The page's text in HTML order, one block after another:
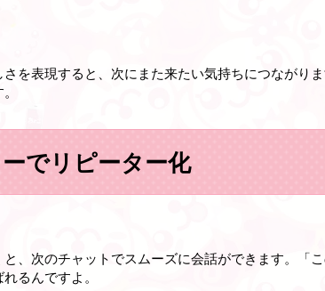
を表現すると、次にまた来たい気持ちにつながり
でリピーター化
、次のチャットでスムーズに会話ができます。「
るんですよ。